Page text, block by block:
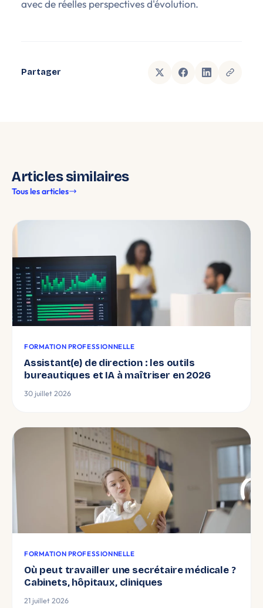
avec de réelles perspectives d'évolution.
Partager
Articles similaires
Tous les articles
FORMATION PROFESSIONNELLE
Assistant(e) de direction : les outils
bureautiques et IA à maîtriser en 2026
30 juillet 2026
FORMATION PROFESSIONNELLE
Où peut travailler une secrétaire médicale ?
Cabinets, hôpitaux, cliniques
21 juillet 2026